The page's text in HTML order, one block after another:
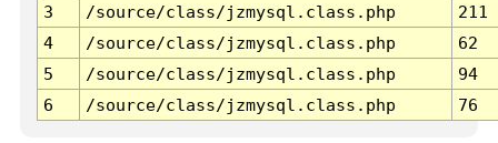
3 /source/class/jzmysql.class.php
211
4
/source/class/jzmysql.class.php
62
5
/source/class/jzmysql.class.php
94
6
/source/class/jzmysql.class.php 76